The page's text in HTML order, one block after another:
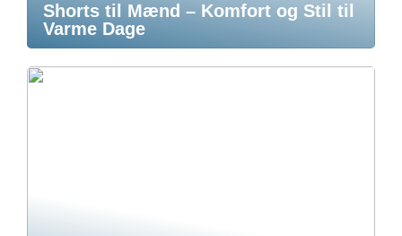
Shorts til Mænd – Komfort og Stil til
Varme Dage